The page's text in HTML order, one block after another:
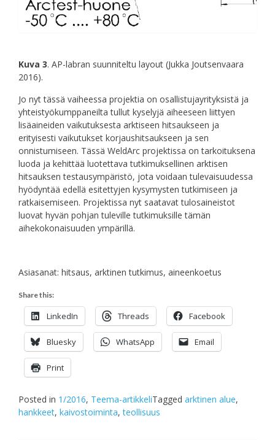
Kuva 3. AP-labran suunniteltu layout (Jukka Joutsenvaara
2016).
Jo nyt tässä vaiheessa projektia on osallistujayrityksistä ja
yhteistyökumppaneilta tullut kyselyjä aiheeseen liittyen
lisäaineiden vaikutuksesta arktiseen hitsaukseen ja
erityisesti vaikutukset korjaushitsaukseen ja sen
onnistumiseen. Tässä WeldArc projektissa on tarkoituksena
luoda ja kehittää luotettava tutkimuksellinen arktisen
hitsauksen testausympäristö, jota voidaan tulevaisuudessa
hyödyntää edellä esitettyjen kysymysten tutkimiseen ja
ratkaisemiseen. Projektissa nyt saatavat tulosaineistot
luovat hyvän pohjan tuleville tutkimuksille tämän
aihekokonaisuuden ympärillä.
Asiasanat: hitsaus, arktinen tutkimus, aineenkoetus
Share this:
LinkedIn Threads Facebook
Bluesky WhatsApp Email
Print
Posted in 1/2016, Teema-artikkeliTagged arktinen alue,
hankkeet, kaivostoiminta,teollisuus